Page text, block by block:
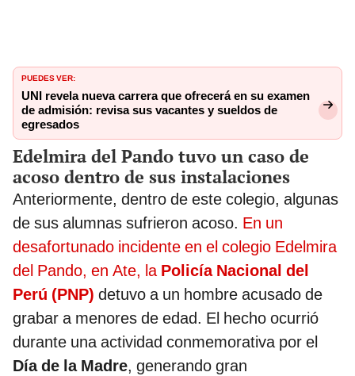
PUEDES VER:
UNI revela nueva carrera que ofrecerá en su examen
de admisión: revisa sus vacantes y sueldos de
egresados
Edelmira del Pando tuvo un caso de
acoso dentro de sus instalaciones
Anteriormente, dentro de este colegio, algunas
de sus alumnas sufrieron acoso. En un
desafortunado incidente en el colegio Edelmira
del Pando, en Ate, la Policía Nacional del
Perú (PNP) detuvo a un hombre acusado de
grabar a menores de edad. El hecho ocurrió
durante una actividad conmemorativa por el
Día de la Madre, generando gran